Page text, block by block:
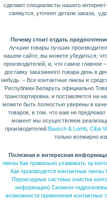
сделают специалисты нашего
свяжутся, уточнят детали заказа,
Почему стоит отдать
лучшие товары лучших
нашем сайте, вы можете убедиться,
производителей, и, что самое
доставку заказанного товара день в
нибудь. – Все контактные линзы и
Республики Беларусь
транспортировки, и поставляется на
можете быть полностью уверены в
товаров, в том, что вам не
момент мы осуществляем
производителей: Bausch & Lomb, Ciba
только всемирно
Полезная и интересная
линзы Как правильно ухаживать за
Как производятся контактные линзы
Пероксидные системы очистки
информация) Силикон-
возможности применения контактных